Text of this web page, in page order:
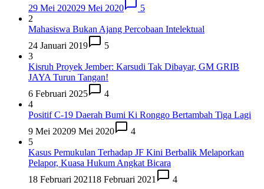
29 Mei 202029 Mei 2020
5
2
Mahasiswa Bukan Ajang Percobaan Intelektual
24 Januari 2019
5
3
Kisruh Proyek Jember: Karsudi Tak Dibayar, GM GRIB
JAYA Turun Tangan!
6 Februari 2025
4
4
Positif C-19 Daerah Bumi Ki Ronggo Bertambah Tiga Lagi
9 Mei 20209 Mei 2020
4
5
Kasus Pemukulan Terhadap JF Kini Berbalik Melaporkan
Pelapor, Kuasa Hukum Angkat Bicara
18 Februari 202118 Februari 2021 4